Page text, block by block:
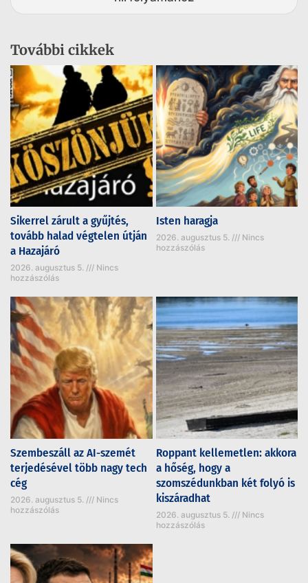
További cikkek
Sikerrel zárult a gyűjtés,
tovább halad végtelen útján
a Hazajáró
2026. augusztus 5.
Nincs
hozzászólás
Isten haragja
2026. augusztus 5.
Nincs
hozzászólás
Szembeszáll az AI-szemét
terjedésével több nagy tech
cég
2026. augusztus 5.
Nincs
hozzászólás
Roppant kellemetlen: akkora
a hőség, hogy a
szomszédunkban két folyó is
kiszáradhat
2026. augusztus 5.
Nincs
hozzászólás